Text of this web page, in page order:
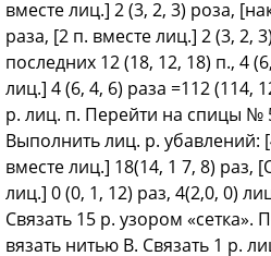
вместе лиц.] 2 (3, 2, 3) роза,
раза, [2 п. вместе лиц.] 2 (3, 2,
последних 12 (18, 12, 18) п., 4
лиц.] 4 (6, 4, 6) раза =112 (114,
р. лиц. п. Перейти на спицы №
Выполнить лиц. р. убавлений:
вместе лиц.] 18(14, 1 7, 8) раз,
лиц.] 0 (0, 1, 12) раз, 4(2,0, 0)
Связать 15 р. узором
вязать нитью В. Связать 1 р.